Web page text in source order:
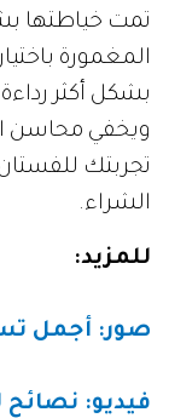
تمت خياطتها
المغمورة
بشكل أكثر
ويخفي محاسن
تجربتك
الشراء.
للمزيد:
صور: أجمل
فيديو: نصائح